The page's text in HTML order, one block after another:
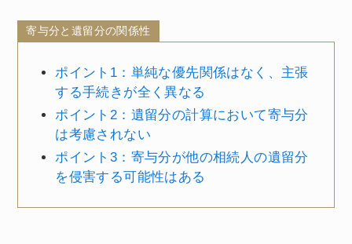
寄与分と遺留分の関係性
ポイント1：単純な優先関係はなく、主張
する手続きが全く異なる
ポイント2：遺留分の計算において寄与分
は考慮されない
ポイント3：寄与分が他の相続人の遺留分
を侵害する可能性はある